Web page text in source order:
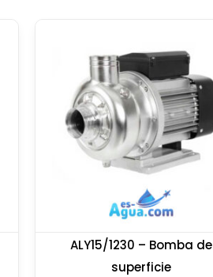
ALY15/1230 – Bomba de
superficie